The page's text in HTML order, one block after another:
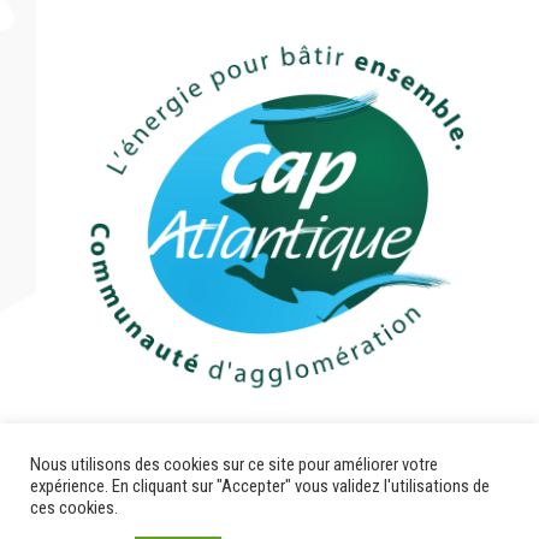
Nous utilisons des cookies sur ce site pour améliorer votre
expérience. En cliquant sur "Accepter" vous validez l'utilisations de
ces cookies.